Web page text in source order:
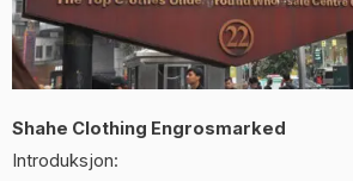
Shahe Clothing Engrosmarked
Introduksjon: